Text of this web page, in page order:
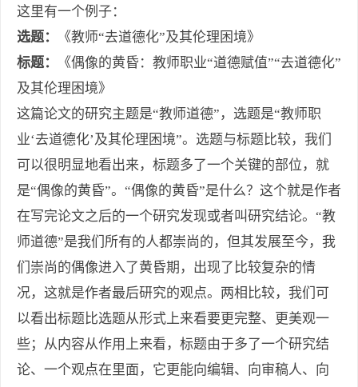
这里有一个例子：
选题：
《教师“去道德化”及其伦理困境》
标题：
《偶像的黄昏：教师职业“道德赋值”“去道德化”
及其伦理困境》
这篇论文的研究主题是“教师道德”，选题是“教师职
业‘去道德化’及其伦理困境”。选题与标题比较，我们
可以很明显地看出来，标题多了一个关键的部位，就
是“偶像的黄昏”。“偶像的黄昏”是什么？这个就是作者
在写完论文之后的一个研究发现或者叫研究结论。 “教
师道德”是我们所有的人都崇尚的，但其发展至今，我
们崇尚的偶像进入了黄昏期，出现了比较复杂的情
况，这就是作者最后研究的观点。两相比较，我们可
以看出标题比选题从形式上来看要更完整、更美观一
些；从内容从作用上来看，标题由于多了一个研究结
论、一个观点在里面，它更能向编辑、向审稿人、向